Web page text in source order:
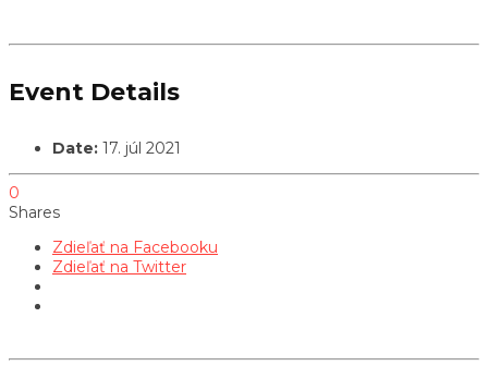
Event Details
Date: 17. júl 2021
0
Shares
Zdieľať na Facebooku
Zdieľať na Twitter